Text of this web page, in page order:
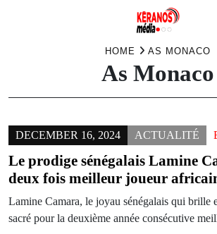
HOME AS MONACO
As Monaco
DECEMBER 16, 2024 ACTUALITÉ
Le prodige sénégalais Lamine
deux fois meilleur joueur
Lamine Camara, le joyau sénégalais qui brille
sacré pour la deuxième année consécutive